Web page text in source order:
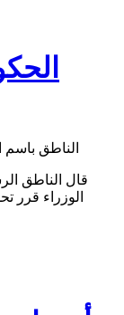
قال الناطق
الوزراء قرر